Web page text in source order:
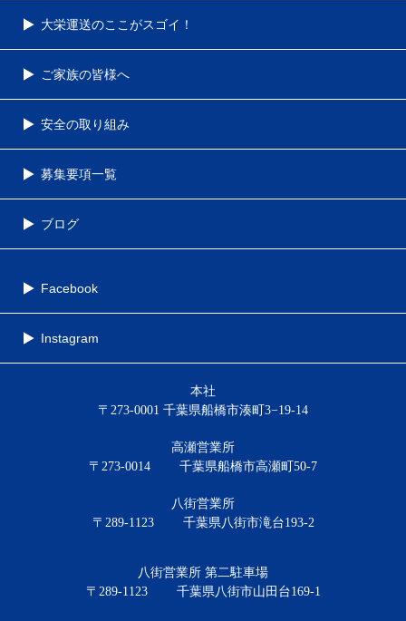
大栄運送のここがスゴイ！
ご家族の皆様へ
安全の取り組み
募集要項一覧
ブログ
Facebook
Instagram
本社
〒273-0001 千葉県船橋市湊町3−19-14
高瀬営業所
〒273-0014
千葉県船橋市高瀬町50-7
八街営業所
〒289-1123
千葉県八街市滝台193-2
八街営業所 第二駐車場
〒289-1123
千葉県八街市山田台169-1